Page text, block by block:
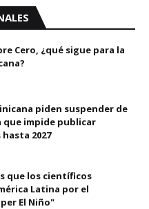
Cero, ¿qué sigue para la
piden suspender de
que impide publicar
2027
que los científicos
Latina por el
El Niño"